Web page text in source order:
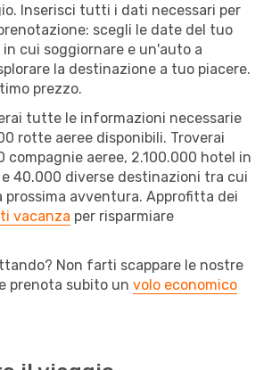
Inserisci tutti i dati necessari per
scegli le date del tuo
in cui soggiornare e un'auto a
la destinazione a tuo piacere.
prezzo.
tutte le informazioni necessarie
rotte aeree disponibili. Troverai
compagnie aeree, 2.100.000 hotel in
40.000 diverse destinazioni tra cui
prossima avventura. Approfitta dei
vacanza per risparmiare
Non farti scappare le nostre
prenota subito un volo economico